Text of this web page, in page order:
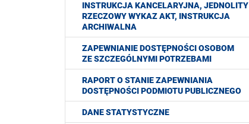
INSTRUKCJA KANCELARYJNA, JEDNOLITY
RZECZOWY WYKAZ AKT, INSTRUKCJA
ARCHIWALNA
ZAPEWNIANIE DOSTĘPNOŚCI OSOBOM
ZE SZCZEGÓLNYMI POTRZEBAMI
RAPORT O STANIE ZAPEWNIANIA
DOSTĘPNOŚCI PODMIOTU PUBLICZNEGO
DANE STATYSTYCZNE